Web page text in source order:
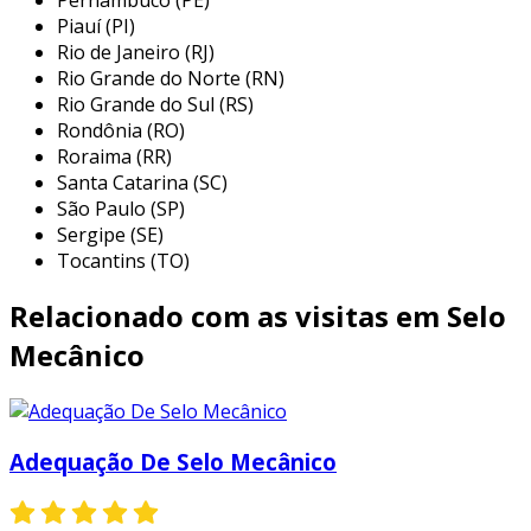
utilizadas em diversas aplicações,
proporcionando vedação em eixos rotativos e
evitando vazamentos. já as vedações
industriais, que incluem selos mecânicos e
juntas de expansão, são projetadas para
suportar altas pressões e temperaturas,
assegurando a integridade dos sistemas.
as gaxetas e vedações industriais minas gerais
são projetadas para atender a diferentes
confiabilidade e a durabilidade dos
equipamentos. com a utilização correta desses
operacionais e aumentar a vida útil dos
para as indústrias.
principais aplicações do gaxetas e
Piauí (PI)
Rio de Janeiro (RJ)
Rio Grande do Norte (RN)
Rio Grande do Sul (RS)
Rondônia (RO)
Roraima (RR)
Santa Catarina (SC)
São Paulo (SP)
Sergipe (SE)
Tocantins (TO)
Relacionado com as visitas em Selo
Mecânico
Adequação De Selo Mecânico